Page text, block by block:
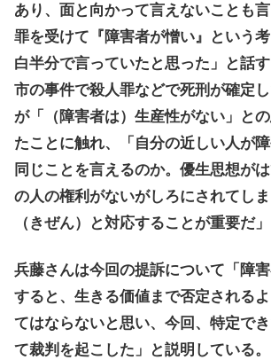
あり、面と向かって言えないことも
罪を受けて『障害者が憎い』という
白半分で言っていたと思った」と話
市の事件で殺人罪などで死刑が確定
が「（障害者は）生産性がない」と
たことに触れ、「自分の近しい人が
同じことを言えるのか。優生思想が
の人の権利がないがしろにされてし
（きぜん）と対応することが重要だ」
兵藤さんは今回の提訴について「障
すると、生きる価値まで否定される
てはならないと思い、今回、特定で
て裁判を起こした」と説明している。